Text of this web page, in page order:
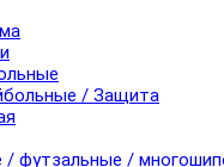
/ Защита
/ футзальные /